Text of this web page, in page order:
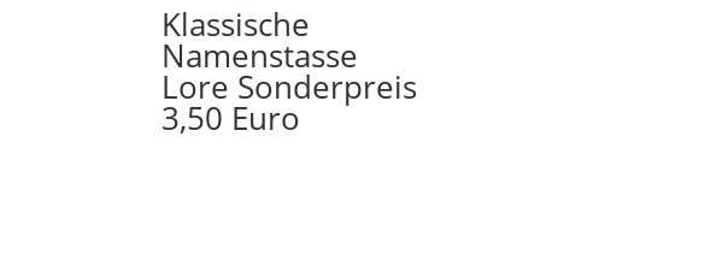
Klassische
Namenstasse
Lore Sonderpreis
3,50 Euro